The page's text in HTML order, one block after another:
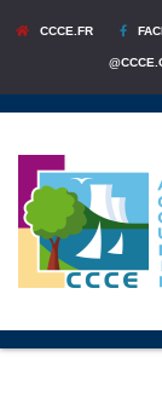
CCCE.FR